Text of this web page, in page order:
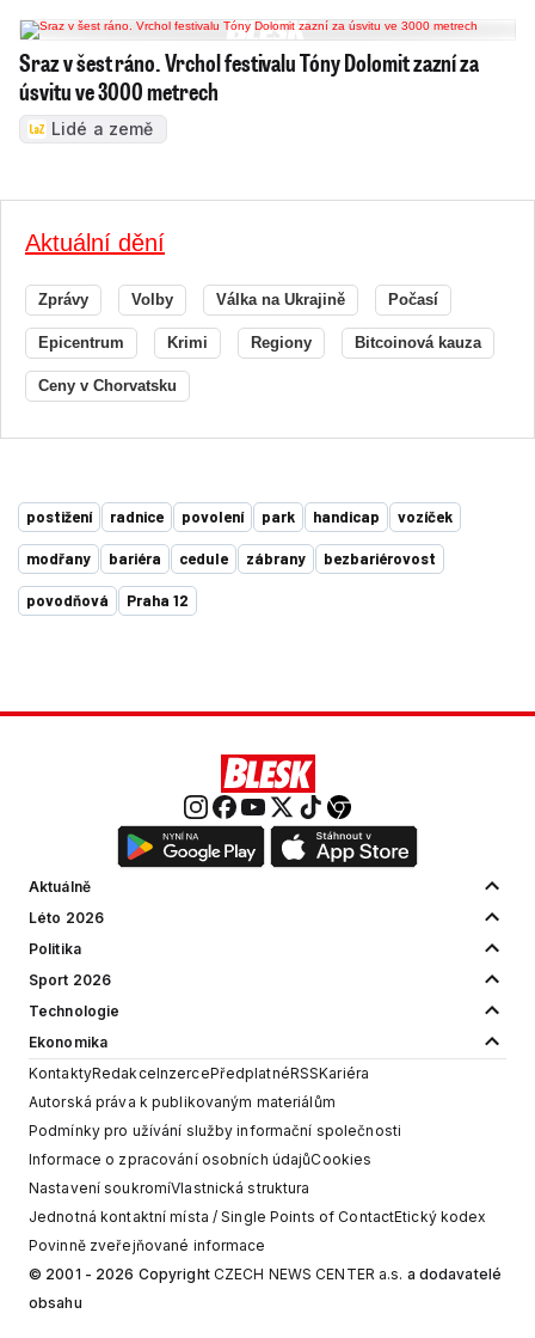
Sraz v šest ráno. Vrchol festivalu Tóny Dolomit zazní za
úsvitu ve 3000 metrech
Lidé a země
Aktuální dění
Zprávy Volby Válka na Ukrajině Počasí
Epicentrum Krimi Regiony Bitcoinová kauza
Ceny v Chorvatsku
postižení radnice povolení park handicap vozíček
modřany bariéra cedule zábrany bezbariérovost
povodňová Praha 12
Aktuálně
Léto 2026
Politika
Sport 2026
Technologie
Ekonomika
KontaktyRedakceInzercePředplatnéRSSKariéra
Autorská práva k publikovaným materiálům
Podmínky pro užívání služby informační společnosti
Informace o zpracování osobních údajůCookies
Nastavení soukromíVlastnická struktura
Jednotná kontaktní místa / Single Points of ContactEtický kodex
Povinně zveřejňované informace
© 2001 - 2026 Copyright CZECH NEWS CENTER a.s. a dodavatelé
obsahu